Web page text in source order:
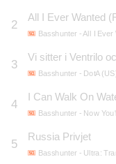
2
All I Ever Wanted
Basshunter - All I Ever
3
Vi sitter i Ventrilo
Basshunter - DotA
4
I Can Walk On
Basshunter - Now
5
Russia Privjet
Basshunter - Ultra: